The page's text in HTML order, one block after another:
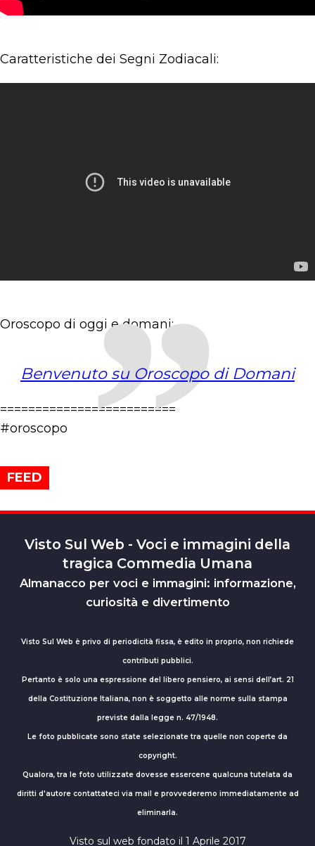
Caratteristiche dei Segni Zodiacali:
Oroscopo di oggi e domani:
Benvenuto su Oroscopo di Domani
=========================
#oroscopo
FEED
Visto Sul Web - Voci e immagini della
tragica Commedia Umana
Almanacco per voci e immagini: informazione,
curiosità e divertimento
Visto Sul Web è privo di periodicità fissa, è edito in proprio, non richiede
contributi pubblici.
Pertanto è solo una espressione del libero pensiero, ai sensi dell’art. 21
della Costituzione Italiana, non è soggetto alle norme sulla stampa
previste dalla legge n. 47/1948.
Le foto pubblicate sono state selezionate tra quelle non coperte da
copyright.
Qualora, tra le foto utilizzate dovesse essercene qualcuna tutelata da
diritti d'autore contattateci via mail e provvederemo immediatamente ad
eliminarla.
Visto sul web fondato il 1 Aprile 2017